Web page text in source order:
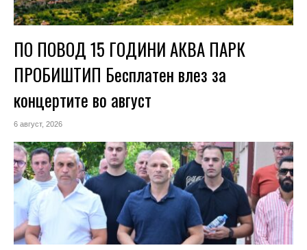
ПО ПОВОД 15 ГОДИНИ АКВА ПАРК
ПРОБИШТИП Бесплатен влез за
концертите во август
6 август, 2026